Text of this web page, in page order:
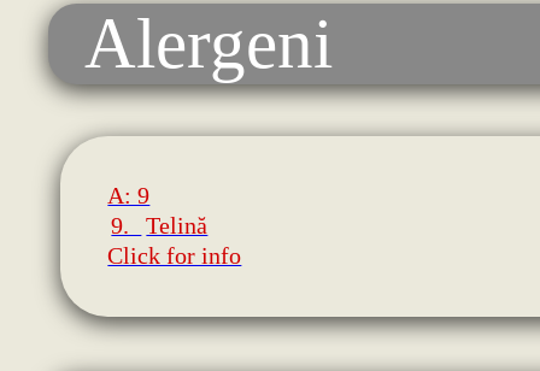
Alergeni
A: 9
9.
Telină
Click for info